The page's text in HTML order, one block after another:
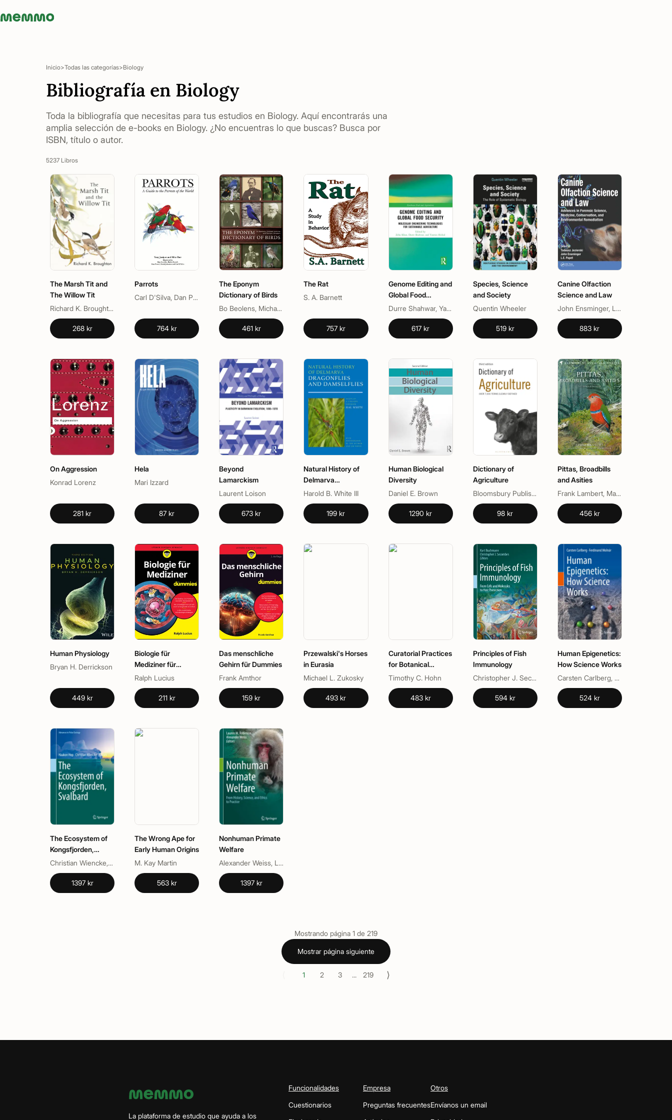
Memmo - AI-verktyg och digital kurslitteratur
Inicio Todas las categorías Biology
Bibliografía en Biology
Toda la bibliografía que necesitas para tus estudios en Biology. Aquí encontrarás una
amplia selección de e-books en Biology. ¿No encuentras lo que buscas? Busca por
ISBN, título o autor.
5237 Libros
The Marsh Tit and
The Willow Tit
Richard K. Broughton
268 kr
Parrots
Carl D'Silva, Dan Powell, David Johnston, Kim Franklin, Mike Parr, Robin Restall, Tony Juniper
764 kr
The Eponym
Dictionary of Birds
Bo Beolens, Michael Grayson, Michael Watkins
461 kr
The Rat
S. A. Barnett
757 kr
Genome Editing and
Global Food
Security
Durre Shahwar, Yasmin Heikal, Zeba Khan
617 kr
Species, Science
and Society
Quentin Wheeler
519 kr
Canine Olfaction
Science and Law
John Ensminger, L. E. Papet, Tadeusz Jezierski
883 kr
On Aggression
Konrad Lorenz
281 kr
Hela
Mari Izzard
87 kr
Beyond
Lamarckism
Laurent Loison
673 kr
Natural History of
Delmarva
Dragonflies and
Damselflies
Harold B. White III
199 kr
Human Biological
Diversity
Daniel E. Brown
1290 kr
Dictionary of
Agriculture
Bloomsbury Publishing
98 kr
Pittas, Broadbills
and Asities
Frank Lambert, Martin Woodcock
456 kr
Human Physiology
Bryan H. Derrickson
449 kr
Biologie für
Mediziner für
Dummies
Ralph Lucius
211 kr
Das menschliche
Gehirn für Dummies
Frank Amthor
159 kr
Przewalski's Horses
in Eurasia
Michael L. Zukosky
493 kr
Curatorial Practices
for Botanical
Gardens
Timothy C. Hohn
483 kr
Principles of Fish
Immunology
Christopher J. Secombes, Kurt Buchmann
594 kr
Human Epigenetics:
How Science Works
Carsten Carlberg, Ferdinand Molnár
524 kr
The Ecosystem of
Kongsfjorden,
Svalbard
Christian Wiencke, Haakon Hop
1397 kr
The Wrong Ape for
Early Human Origins
M. Kay Martin
563 kr
Nonhuman Primate
Welfare
Alexander Weiss, Lauren M. Robinson
1397 kr
Mostrando página 1 de 219
Mostrar página siguiente
1 2 3 ... 219 ⟩
La plataforma de estudio que ayuda a los
Funcionalidades
Cuestionarios
Empresa
Preguntas frecuentes
Otros
Envíanos un email